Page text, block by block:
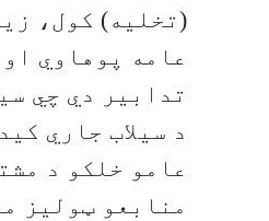
(تخلیه) کول،
عامه پوهاوي
تدابیر دي چي
د سیلاب جاري
عامو خلکو د
منابعو ټولیز